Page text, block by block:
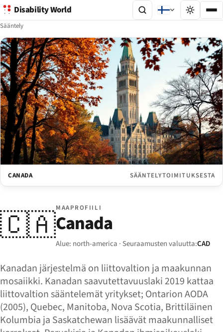
Disability World
Sääntely
CANADA SÄÄNTELYTOIMITUKSESTA
🇨🇦MAAPROFIILI
Canada
Alue: north-america · Seuraamusten valuutta:CAD
Kanadan järjestelmä on liittovaltion ja maakunnan
mosaiikki. Kanadan saavutettavuuslaki 2019 kattaa
liittovaltion sääntelemät yritykset; Ontarion AODA
(2005), Quebec, Manitoba, Nova Scotia, Brittiläinen
Kolumbia ja Saskatchewan lisäävät maakunnalliset